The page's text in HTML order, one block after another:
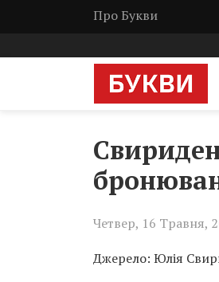
Про Букви
Четвер, 16 Травня,
Джерело: Юлія